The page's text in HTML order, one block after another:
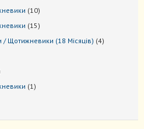
1010
1515
Щотижневики (18 Місяців) 44
1 1